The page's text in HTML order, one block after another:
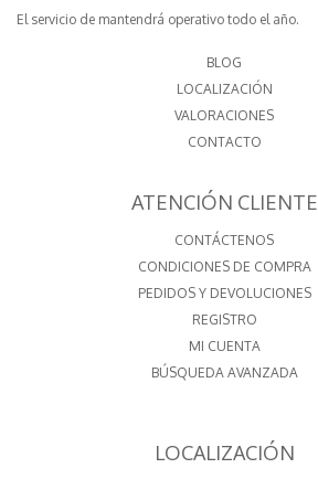
El servicio de mantendrá operativo todo el año.
BLOG
LOCALIZACIÓN
VALORACIONES
CONTACTO
ATENCIÓN CLIENTE
CONTÁCTENOS
CONDICIONES DE COMPRA
PEDIDOS Y DEVOLUCIONES
REGISTRO
MI CUENTA
BÚSQUEDA AVANZADA
LOCALIZACIÓN